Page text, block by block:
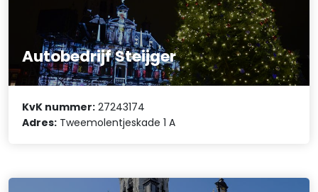
Autobedrijf Steijger
KvK nummer: 27243174
Adres: Tweemolentjeskade 1 A